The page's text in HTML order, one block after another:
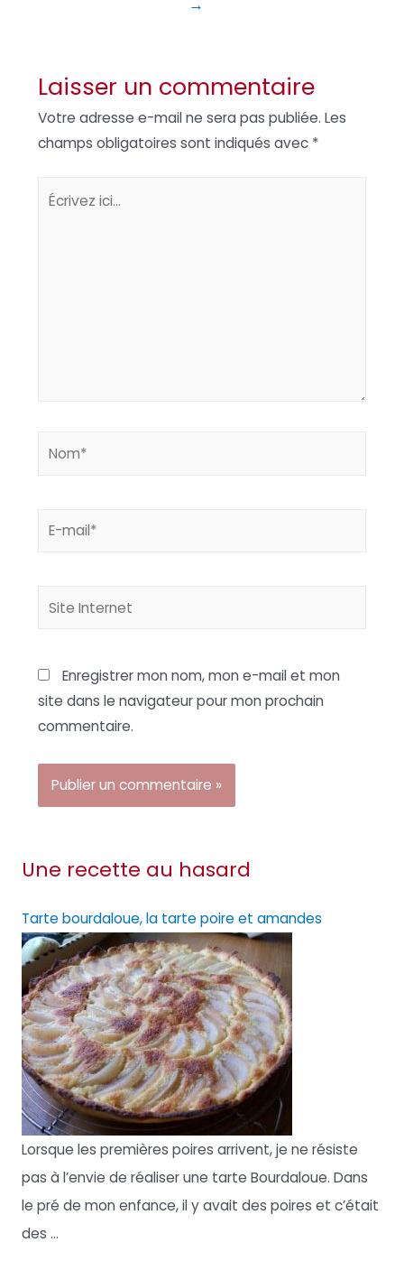
→
Laisser un commentaire
Votre adresse e-mail ne sera pas publiée. Les
champs obligatoires sont indiqués avec *
Écrivez
Site
Enregistrer mon nom, mon e-mail et mon
site dans le navigateur pour mon prochain
commentaire.
Une recette au hasard
Tarte bourdaloue, la tarte poire et amandes
Lorsque les premières poires arrivent, je ne résiste
pas à l’envie de réaliser une tarte Bourdaloue. Dans
le pré de mon enfance, il y avait des poires et c’était
des ...